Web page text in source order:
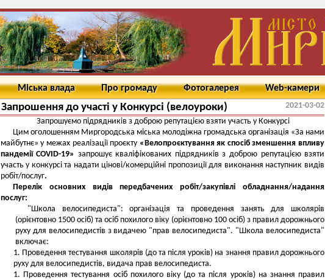
Міська влада Про громаду Фотогалерея Web-камери
Запрошення до участі у Конкурсі (велоуроки)
2021-03-02
Запрошуємо підрядників з доброю репутацією взяти участь у Конкурсі
Цим оголошенням Миргородська міська молодіжна громадська організація «За нами
майбутнє» у межах реалізації проєкту «Велопроєктування як спосіб зменшення впливу
пандемії COVID-19» запрошує кваліфікованих підрядників з доброю репутацією взяти
участь у конкурсі та надати цінові/комерційні пропозиції для виконання наступник видів
робіт/послуг.
Перелік основних видів передбачених робіт/закупівлі обладнання/надання
послуг:
"Школа велосипедиста": організація та проведення занять для школярів
(орієнтовно 1500 осіб) та осіб похилого віку (орієнтовно 100 осіб) з правил дорожнього
руху для велосипедистів з видачею "прав велосипедиста". "Школа велосипедиста"
включає:
Проведення тестування школярів (до та після уроків) на знання правил дорожнього
руху для велосипедистів, видача прав велосипедиста.
Проведення тестування осіб похилого віку (до та після уроків) на знання правил